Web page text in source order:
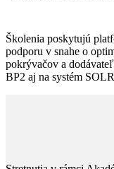
Školenia poskytujú
podporu v snahe o
pokrývačov a
BP2 aj na systém